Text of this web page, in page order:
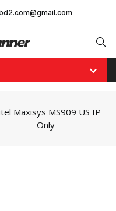
Maxisys MS909 US IP
Only